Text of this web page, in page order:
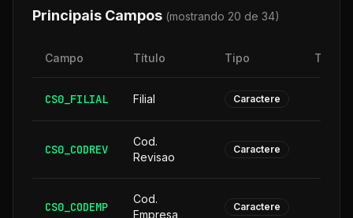
Principais Campos (mostrando 20 de 34)
Campo Título Tipo
CS0_FILIAL Filial Caractere
CS0_CODREV
Cod.
Revisao
Caractere
CS0_CODEMP
Cod.
Empresa
Caractere